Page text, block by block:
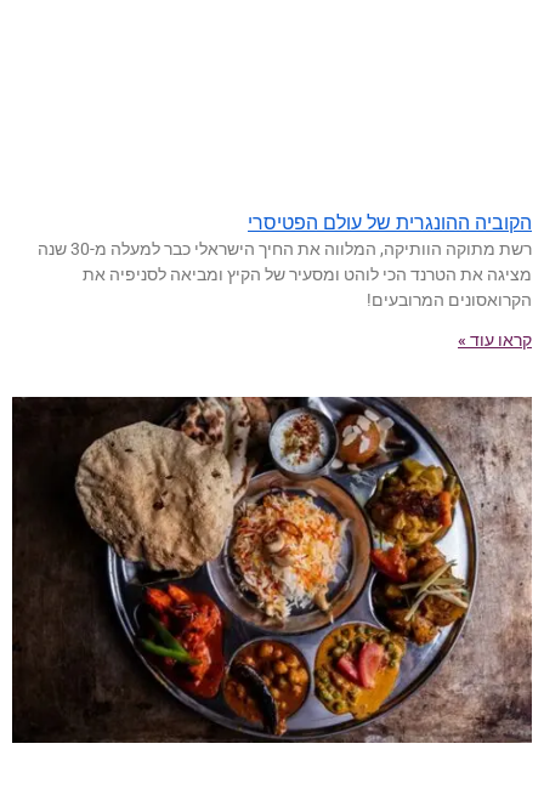
הקוביה ההונגרית של עולם הפטיסרי
רשת מתוקה הוותיקה, המלווה את החיך הישראלי כבר למעלה מ-30 שנה
מציגה את הטרנד הכי לוהט ומסעיר של הקיץ ומביאה לסניפיה את
הקרואסונים המרובעים!
קראו עוד »